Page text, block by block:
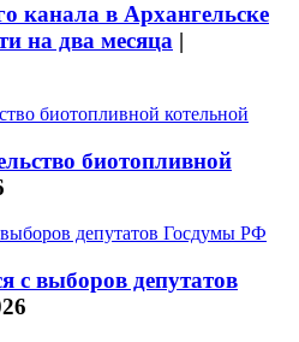
канала в Архангельске
на два месяца |
биотопливной
с выборов депутатов